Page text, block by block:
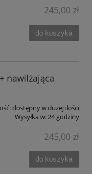
245,00 zł
do koszyka
nawilżająca
dostępny w dużej ilości
Wysyłka w:24 godziny
245,00 zł
do koszyka